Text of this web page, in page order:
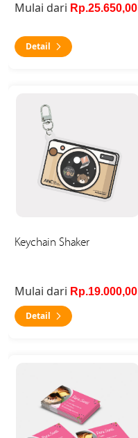
Mulai dari Rp.25.650,00
Detail
Keychain Shaker
Mulai dari Rp.19.000,00
Detail